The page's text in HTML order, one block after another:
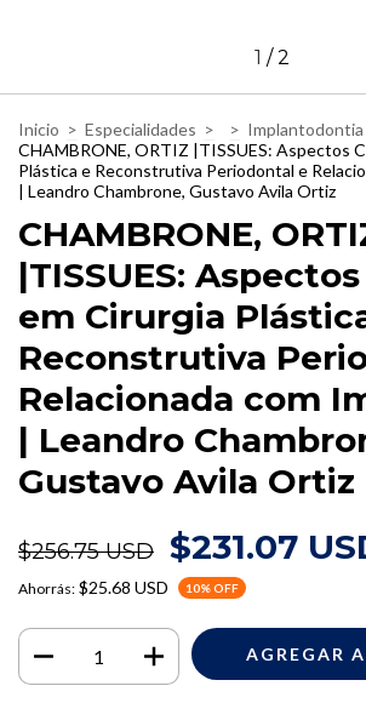
1 /2
Inicio > Especialidades > > Implantodontia
CHAMBRONE, ORTIZ |TISSUES: Aspectos
Plástica e Reconstrutiva Periodontal e
| Leandro Chambrone, Gustavo Avila Ortiz
CHAMBRONE,
|TISSUES:
em Cirurgia
Reconstrutiva
Relacionada com
| Leandro
Gustavo Avila Ortiz
$256.75 USD $231.07
Ahorrás: $25.68 USD 10% OFF